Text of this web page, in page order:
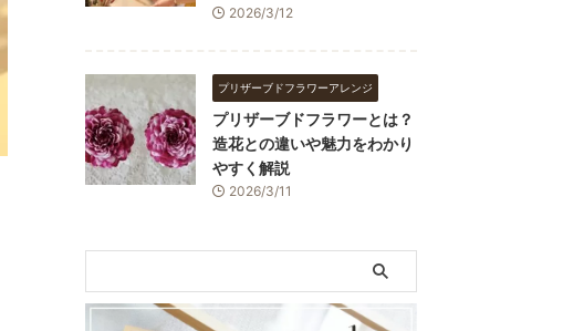
2026/3/12
プリザーブドフラワーアレンジ
プリザーブドフラワーとは？
造花との違いや魅力をわかり
やすく解説
2026/3/11